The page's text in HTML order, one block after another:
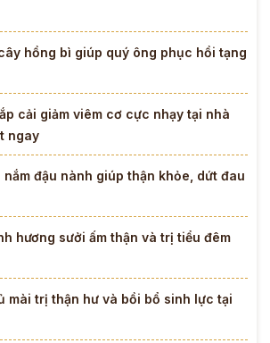
hồng bì giúp quý ông phục hồi tạng
cải giảm viêm cơ cực nhạy tại nhà
ngay
nắm đậu nành giúp thận khỏe, dứt đau
hương sưởi ấm thận và trị tiểu đêm
mài trị thận hư và bồi bổ sinh lực tại